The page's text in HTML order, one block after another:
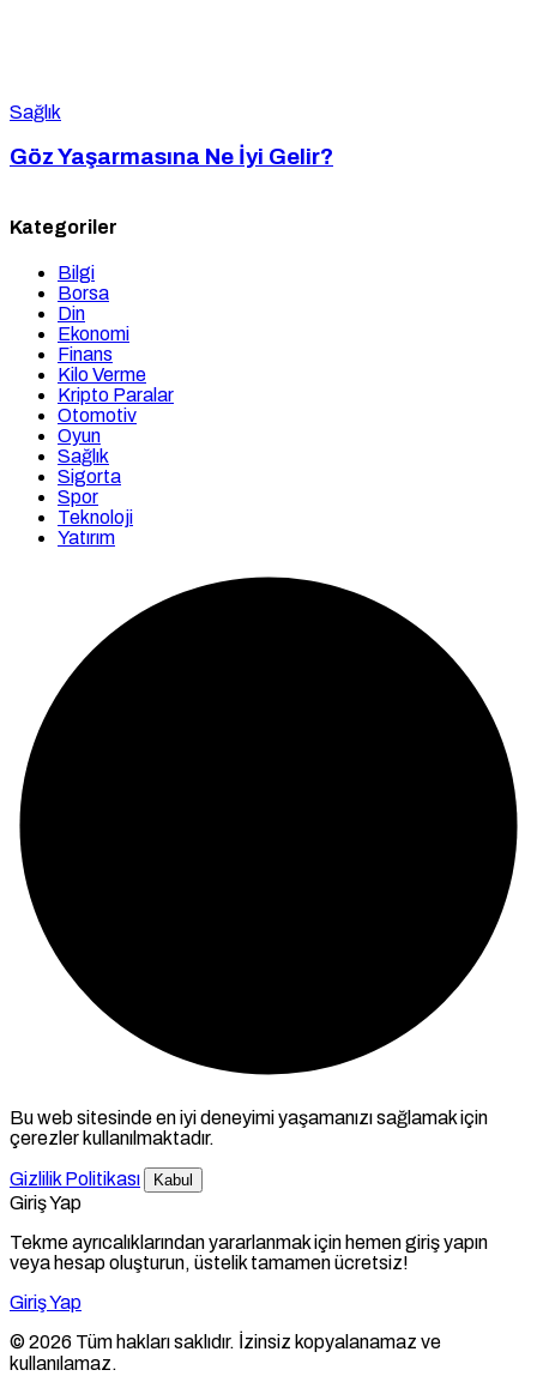
Sağlık
Göz Yaşarmasına Ne İyi Gelir?
Kategoriler
Bilgi
Borsa
Din
Ekonomi
Finans
Kilo Verme
Kripto Paralar
Otomotiv
Oyun
Sağlık
Sigorta
Spor
Teknoloji
Yatırım
Bu web sitesinde en iyi deneyimi yaşamanızı sağlamak için
çerezler kullanılmaktadır.
Gizlilik Politikası
Kabul
Giriş Yap
Tekme ayrıcalıklarından yararlanmak için hemen giriş yapın
veya hesap oluşturun, üstelik tamamen ücretsiz!
Giriş Yap
© 2026 Tüm hakları saklıdır. İzinsiz kopyalanamaz ve
kullanılamaz.